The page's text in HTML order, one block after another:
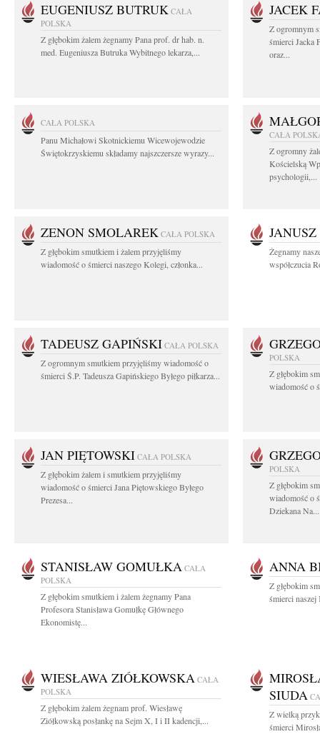
EUGENIUSZ BUTRUK CAŁA
POLSKA
Z głębokim żalem żegnamy Pana prof. dr hab. n.
med. Eugeniusza Butruka Wybitnego lekarza,...
JACEK
Z ogromnym
śmierci Jacka
oraz...
CAŁA POLSKA
Panu Michałowi Skotnickiemu Wicewojewodzie
Świętokrzyskiemu składamy najszczersze wyrazy...
CAŁA
Z ogromny
Kościelską
psychologii,...
ZENON SMOLAREK CAŁA POLSKA
Z głębokim smutkiem i żalem przyjęliśmy
wiadomość o śmierci naszego Kolegi, członka...
Żegnamy
współczucia
TADEUSZ GAPIŃSKI CAŁA POLSKA
Z ogromnym smutkiem przyjęliśmy wiadomość o
śmierci Ś.P. Tadeusza Gapińskiego Byłego piłkarza...
POLSKA
Z głębokim
wiadomość o
JAN PIĘTOWSKI CAŁA POLSKA
Z głębokim żalem i smutkiem przyjęliśmy
wiadomość o śmierci Jana Piętowskiego Byłego
Prezesa...
POLSKA
Z głębokim
wiadomość o
Dziekana Na...
STANISŁAW GOMUŁKA CAŁA
POLSKA
Z głębokim smutkiem i żalem żegnamy Pana
Profesora Stanisława Gomułkę Głównego
Ekonomistę...
ANNA
Z głębokim
śmierci
WIESŁAWA ZIÓŁKOWSKA CAŁA
POLSKA
Z głębokim żalem żegnam prof. Wiesławę
Ziółkowską posłankę na Sejm X, I i II kadencji,...
SIUDA
Z wielką
śmierci